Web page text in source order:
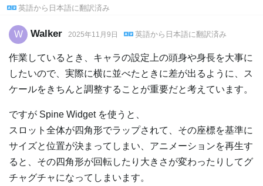
お問い合わせ
英語から 日本語に翻訳済み
W Walker 2025年11月9日 英語から 日本語に翻訳済み
作業しているとき、キャラの設定上の頭身や身長を大事に
したいので、実際に横に並べたときに差が出るように、ス
ケールをきちんと調整することが重要だと考えています。
ですが Spine Widget を使うと、
スロット全体が四角形でラップされて、その座標を基準に
サイズと位置が決まってしまい、アニメーションを再生す
ると、その四角形が回転したり大きさが変わったりしてグ
チャグチャになってしまいます。